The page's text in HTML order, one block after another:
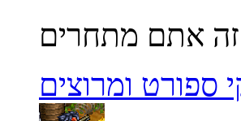
ספורט ומרוצים